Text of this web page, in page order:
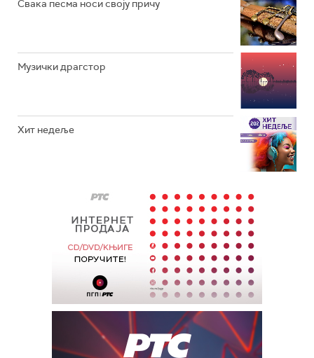
Свака песма носи своју причу
Музички драгстор
Хит недеље